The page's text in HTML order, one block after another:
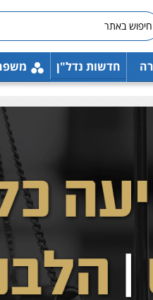
חדשות נדל"ן